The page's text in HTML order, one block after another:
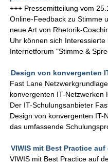
+++ Pressemitteilung vom
Online-Feedback zu Stimme
neue Art von Rhetorik-
Uhr können sich
Internetforum "Stimme &
Design von konvergenten
Fast Lane
konvergenten IT-Netzwerken
Der IT-Schulungsanbieter
Design von konvergenten IT-
das umfassende
VIWIS mit Best Practice auf
VIWIS mit Best Practice auf